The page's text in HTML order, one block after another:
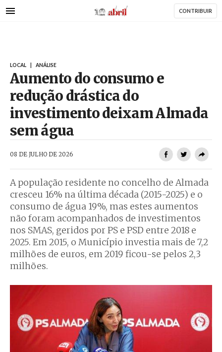
para
AbrilAbril CONTRIBUIR
LOCAL ANÁLISE
Aumento do consumo e
redução drástica do
investimento deixam Almada
sem água
08 DE JULHO DE 2026
A população residente no concelho de Almada
cresceu 16% na última década (2015-2025) e o
consumo de água 19%, mas estes aumentos
não foram acompanhados de investimentos
nos SMAS, geridos por PS e PSD entre 2018 e
2025. Em 2015, o Município investia mais de 7,2
milhões de euros, em 2019 ficou-se pelos 2,3
milhões.